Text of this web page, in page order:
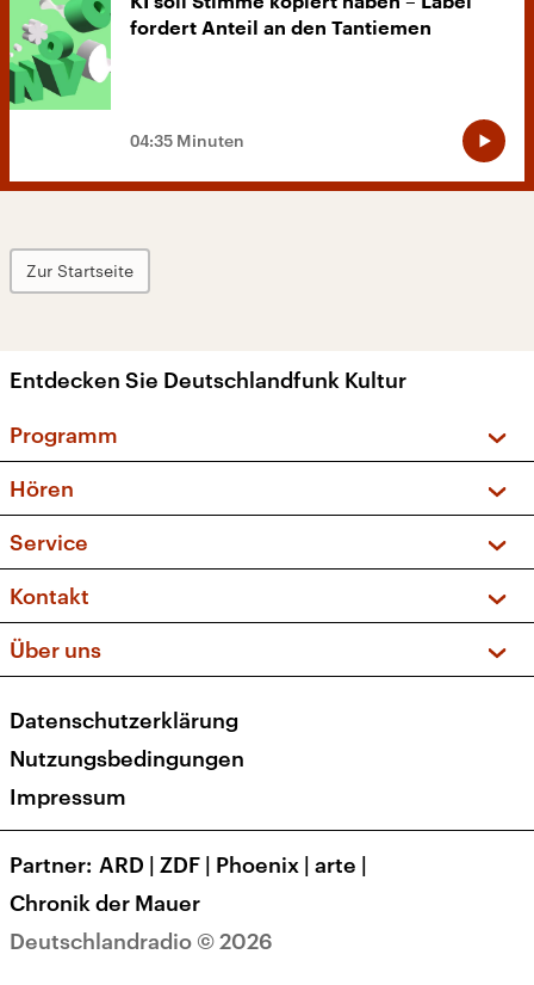
fordert Anteil an den Tantiemen
04:35 Minuten
Zur Startseite
Entdecken Sie Deutschlandfunk Kultur
Programm
Sendungen und Podcasts
Musikliste
Kakadu – Das Kinderprogramm
Hören
Frequenzen (UKW + DAB+)
Service
FAQ
Apps
Newsletter
Veranstaltungen
Kontakt
Social Media
Über uns
Presse
Karriere
Transparenz
Deutschlandradio © 2026
Datenschutzerklärung
Nutzungsbedingungen
Impressum
Partner ARD | ZDF | Phoenix | arte |
Chronik der Mauer